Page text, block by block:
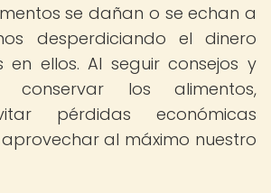
se dañan o se echan a
desperdiciando el dinero
en ellos. Al seguir consejos y
los alimentos,
pérdidas económicas
al máximo nuestro